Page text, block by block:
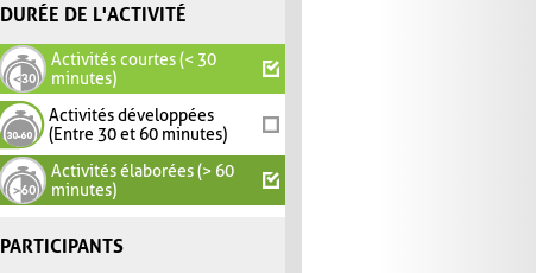
DURÉE DE L'ACTIVITÉ
Activités courtes (< 30
minutes)
Activités développées
(Entre 30 et 60 minutes)
Activités élaborées (> 60
minutes)
PARTICIPANTS